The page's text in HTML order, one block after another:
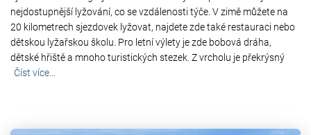
nejdostupnější lyžování, co se vzdálenosti týče. V zimě můžete na
20 kilometrech sjezdovek lyžovat, najdete zde také restauraci nebo
dětskou lyžařskou školu. Pro letní výlety je zde bobová dráha,
dětské hřiště a mnoho turistických stezek. Z vrcholu je překrýsný
Číst více…